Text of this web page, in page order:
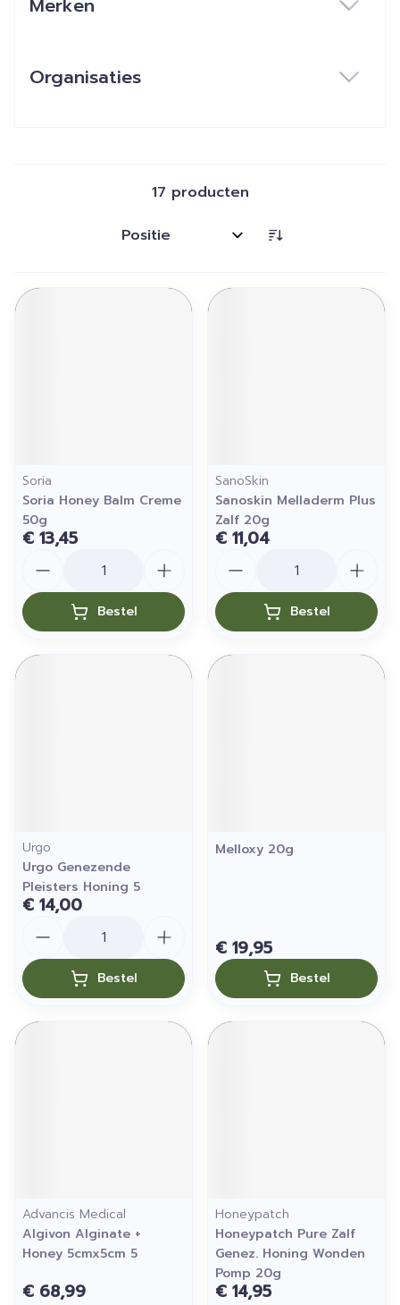
Merken
Organisaties
17 producten
Sorteer op:
Soria
Soria Honey Balm Creme
50g
€ 13,45
Bestel
SanoSkin
Sanoskin Melladerm Plus
Zalf 20g
€ 11,04
Bestel
Urgo
Urgo Genezende
Pleisters Honing 5
€ 14,00
Bestel
Melloxy 20g
€ 19,95
Bestel
Advancis Medical
Algivon Alginate +
Honey 5cmx5cm 5
€ 68,99
Honeypatch
Honeypatch Pure Zalf
Genez. Honing Wonden
Pomp 20g
€ 14,95